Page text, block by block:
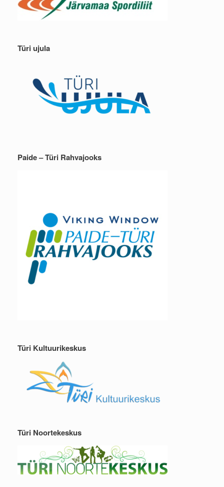
Türi ujula
Paide – Türi Rahvajooks
Türi Kultuurikeskus
Türi Noortekeskus